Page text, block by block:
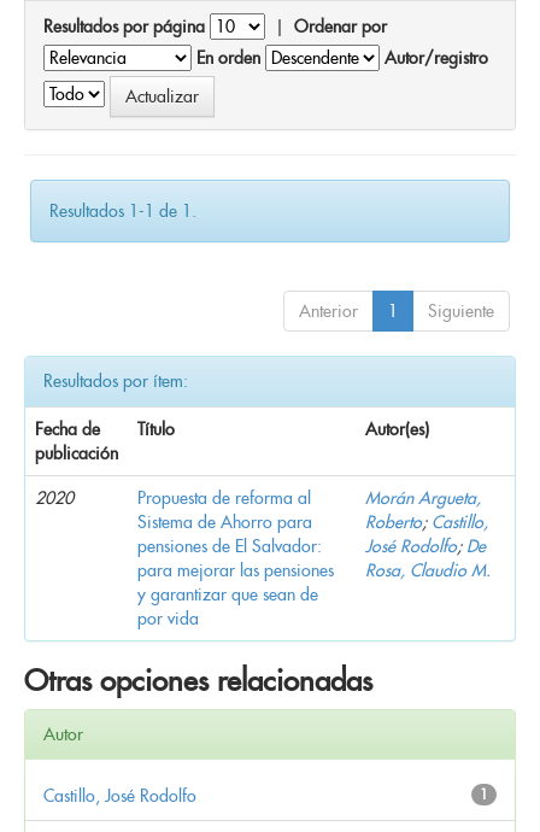
Resultados por página | Ordenar por
En orden
Autor/registro
Resultados 1-1 de 1.
Anterior 1 Siguiente
Resultados por ítem:
Fecha de
publicación
Título Autor(es)
2020
Propuesta de reforma al
Sistema de Ahorro para
pensiones de El Salvador:
para mejorar las pensiones
y garantizar que sean de
por vida
Morán Argueta,
Roberto; Castillo,
José Rodolfo; De
Rosa, Claudio M.
Otras opciones relacionadas
Autor
1
Castillo, José Rodolfo